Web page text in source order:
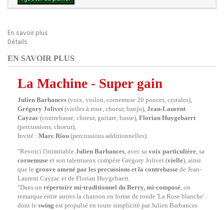
En savoir plus
Détails
EN SAVOIR PLUS
La Machine - Super gain
Julien Barbances (voix, violon, cornemuse 20 pouces, crotales),
Grégory Jolivet (vielles à roue, choeur, banjo), Jean-Laurent
Cayzac (contrebasse, choeur, guitare, basse), Florian Huygebaert
(percussions, choeur),
Invité : Marc Riou (percussions additionnelles).
"Revoici l'inimitable Julien Barbances, avec sa voix particulière, sa
cornemuse et son talentueux compère Grégory Jolivet (vielle), ainsi
que le groove amené par les percussions et la contrebasse de Jean-
Laurent Cayzac et de Florian Huygebaert.
"Dans un répertoire mi-traditionnel du Berry, mi-composé, on
remarque entre autres la chanson en forme de ronde 'La Rose blanche'
dont le swing est propulsé en toute simplicité par Julien Barbances